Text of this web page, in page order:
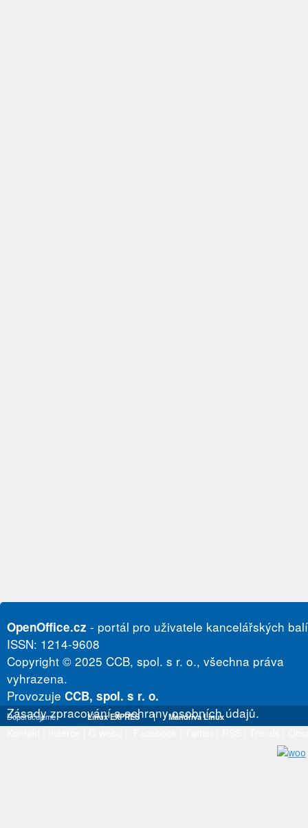
OpenOffice.cz - portál pro uživatele kancelářských
ISSN: 1214-9608
Copyright © 2025 CCB, spol. s r. o., všechna práva
vyhrazena.
Provozuje CCB, spol. s r. o.
Zásady zpracování a ochrany osobních údajů.
Doporučujeme Linux EXPRES | Mandriva Linux